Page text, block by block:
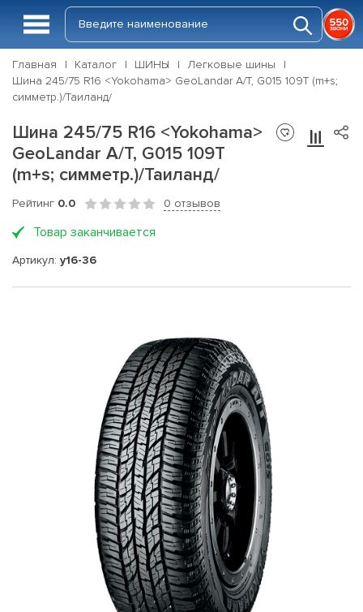
Главная Каталог ШИНЫ
Легковые шины
Шина 245/75 R16 <Yokohama> GeoLandar A/T, G015 109T (m+s;
симметр.)/Таиланд/
Шина 245/75 R16 <Yokohama>
GeoLandar A/T, G015 109T
(m+s; симметр.)/Таиланд/
Рейтинг 0.0 0 отзывов
Товар заканчивается
Артикул: y16-36